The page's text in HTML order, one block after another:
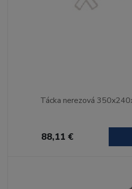
Tácka nerezová
88,11 €